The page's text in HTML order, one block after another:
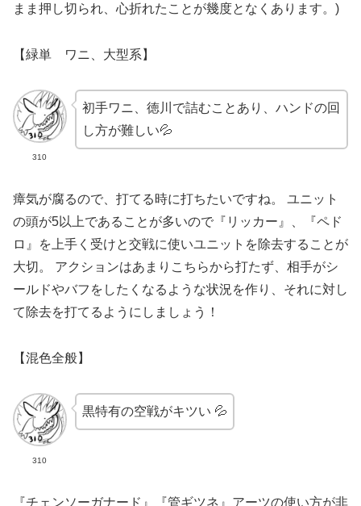
まま押し切られ、心折れたことが幾度となくあります。)
【緑単 ワニ、大型系】
310
初手ワニ、徳川で詰むことあり、ハンドの回
し方が難しい💦
瘴気が腐るので、打てる時に打ちたいですね。 ユニット
の頭が5以上であることが多いので『リッカー』、『ペド
ロ』を上手く受けと交戦に使いユニットを除去することが
大切。 アクションはあまりこちらから打たず、相手がシ
ールドやバフをしたくなるような状況を作り、それに対し
て除去を打てるようにしましょう！
【混色全般】
310
黒特有の空戦がキツい 💦
『チェンソーガナード』『管ギツネ』アーツの使い方が非